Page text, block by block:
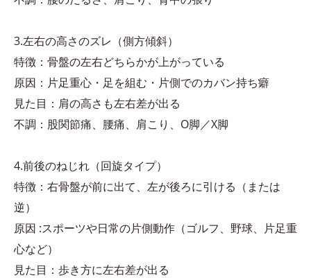
3.左右の高さのズレ（側方傾斜）
特徴：骨盤の左右どちらかが上がっている
原因：片足重心・足を組む・片側でのカバン持ち癖
見た目：肩の高さも左右差が出る
不調：股関節痛、腰痛、肩こり、O脚／X脚
4.前後のねじれ（回旋タイプ）
特徴：右骨盤が前に出て、左が後ろに引ける（または
逆）
原因 :スポーツや日常の片側動作（ゴルフ、野球、片足重
心など）
見た目：歩き方に左右差が出る